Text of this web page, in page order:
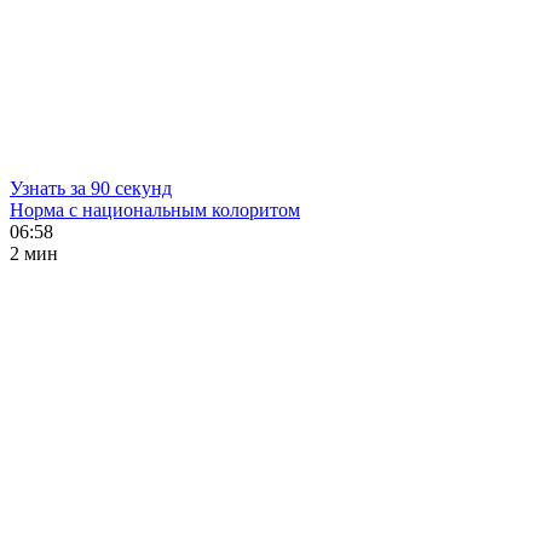
Узнать за 90 секунд
Норма с национальным колоритом
06:58
2 мин